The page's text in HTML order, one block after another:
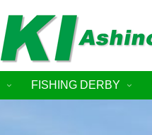
FISHING DERBY